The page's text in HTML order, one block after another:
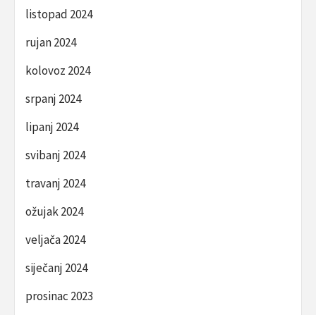
listopad 2024
rujan 2024
kolovoz 2024
srpanj 2024
lipanj 2024
svibanj 2024
travanj 2024
ožujak 2024
veljača 2024
siječanj 2024
prosinac 2023